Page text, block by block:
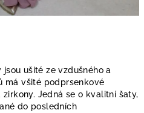
ušité ze vzdušného a
má všité podprsenkové
Jedná se o kvalitní šaty,
do posledních